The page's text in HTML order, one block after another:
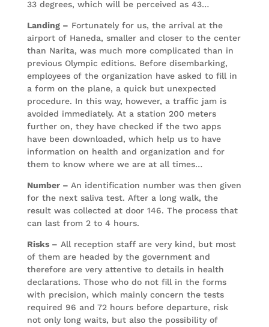
33 degrees, which will be perceived as 43…
Landing – Fortunately for us, the arrival at the
airport of Haneda, smaller and closer to the center
than Narita, was much more complicated than in
previous Olympic editions. Before disembarking,
employees of the organization have asked to fill in
a form on the plane, a quick but unexpected
procedure. In this way, however, a traffic jam is
avoided immediately. At a station 200 meters
further on, they have checked if the two apps
have been downloaded, which help us to have
information on health and organization and for
them to know where we are at all times…
Number – An identification number was then given
for the next saliva test. After a long walk, the
result was collected at door 146. The process that
can last from 2 to 4 hours.
Risks – All reception staff are very kind, but most
of them are headed by the government and
therefore are very attentive to details in health
declarations. Those who do not fill in the forms
with precision, which mainly concern the tests
required 96 and 72 hours before departure, risk
not only long waits, but also the possibility of